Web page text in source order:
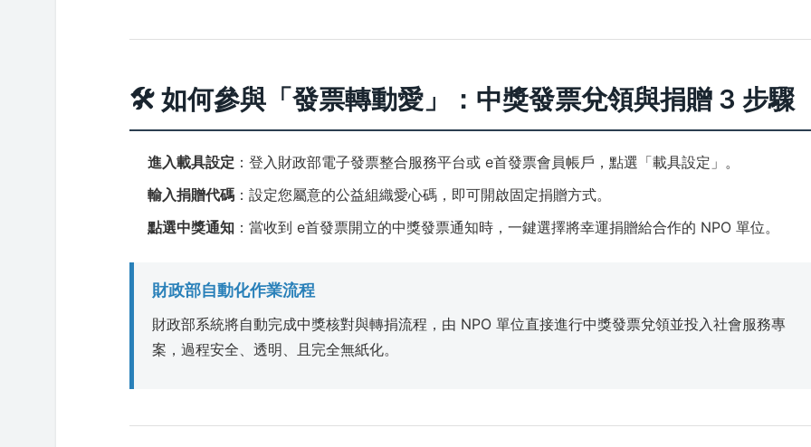
🛠 如何參與「發票轉動愛」：中獎發票兌領與捐贈 3 步驟
進入載具設定 ：登入財政部電子發票整合服務平台或 e首發票會員帳戶，點選「載具設定」。
輸入捐贈代碼 ：設定您屬意的公益組織愛心碼，即可開啟固定捐贈方式。
點選中獎通知 ：當收到 e首發票開立的中獎發票通知時，一鍵選擇將幸運捐贈給合作的 NPO 單位。
財政部自動化作業流程
財政部系統將自動完成中獎核對與轉捐流程，由 NPO 單位直接進行中獎發票兌領並投入社會服務專
案，過程安全、透明、且完全無紙化。